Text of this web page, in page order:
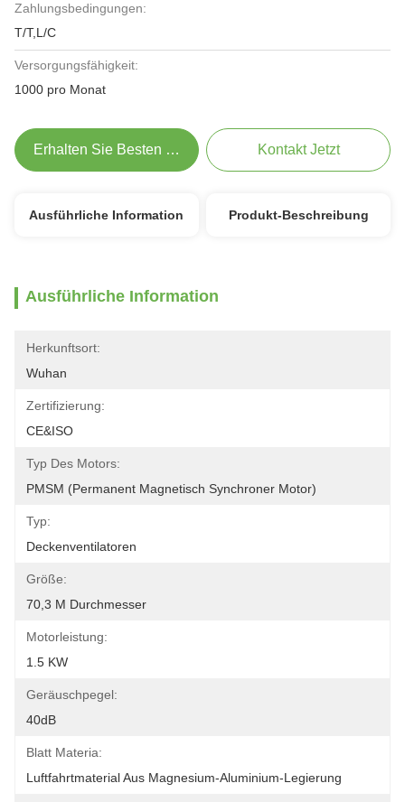
Zahlungsbedingungen:
T/T,L/C
Versorgungsfähigkeit:
1000 pro Monat
Erhalten Sie Besten Preis Kontakt Jetzt
Ausführliche Information Produkt-Beschreibung
Ausführliche Information
Herkunftsort:
Wuhan
Zertifizierung:
CE&ISO
Typ Des Motors:
PMSM (permanent Magnetisch Synchroner Motor)
Typ:
Deckenventilatoren
Größe:
70,3 M Durchmesser
Motorleistung:
1.5 KW
Geräuschpegel:
40dB
Blatt Materia:
Luftfahrtmaterial Aus Magnesium-Aluminium-Legierung